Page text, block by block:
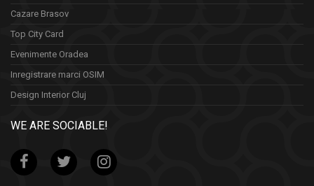
Cazare Brasov
Top City Card
Evenimente Oradea
Inregistrare marci OSIM
Design Interior Cluj
WE ARE SOCIABLE!